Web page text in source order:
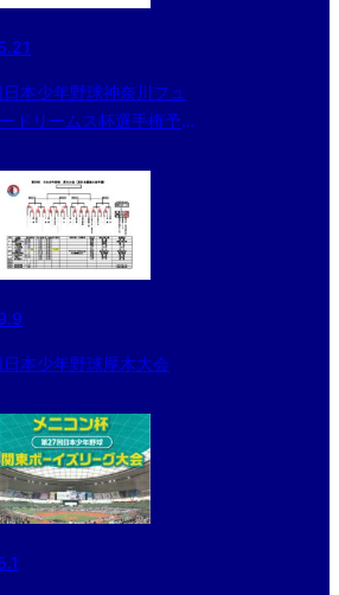
本少年野球神奈川フュ
ドリームス杯選手権予選
本少年野球厚木大会